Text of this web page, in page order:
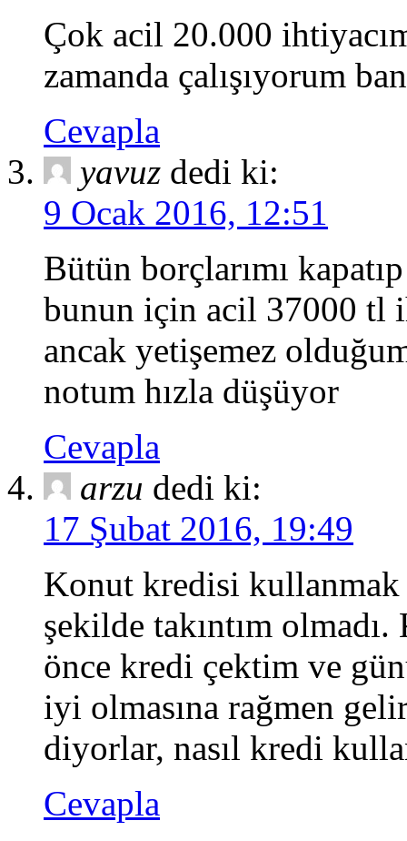
Çok acil 20.000
zamanda çalışıyorum
Cevapla
yavuz dedi ki:
9 Ocak 2016, 12:51
Bütün borçlarımı
bunun için acil 37000 tl
ancak yetişemez
notum hızla düşüyor
Cevapla
arzu dedi ki:
17 Şubat 2016, 19:49
Konut kredisi
şekilde takıntım
önce kredi çektim ve
iyi olmasına rağmen
diyorlar, nasıl kredi
Cevapla